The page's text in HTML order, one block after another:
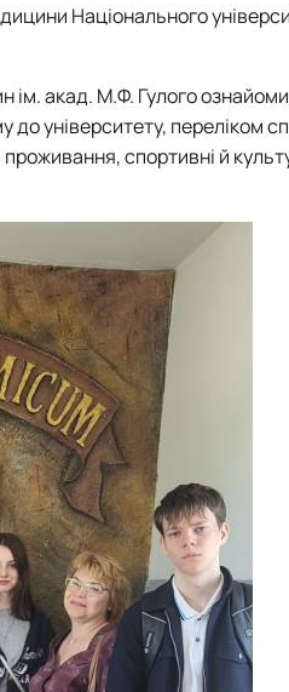
Національного
ім. акад. М.Ф. Гулого
університету, переліком
спортивні й